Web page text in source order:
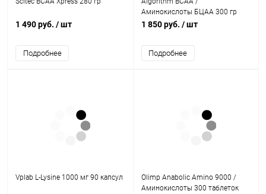
1 490 руб. / шт
Подробнее
Аминокислоты БЦАА 300 гр
1 850 руб. / шт
Подробнее
Vplab L-Lysine 1000 мг 90 капсул
Olimp Anabolic Amino 9000 /
Аминокислоты 300 таблеток